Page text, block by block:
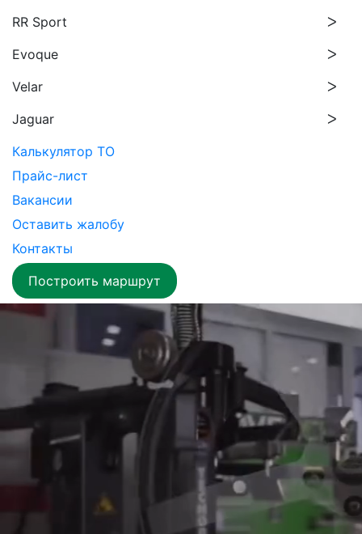
RR Sport
Evoque
Velar
Jaguar
Калькулятор ТО
Прайс-лист
Вакансии
Оставить жалобу
Контакты
Построить маршрут